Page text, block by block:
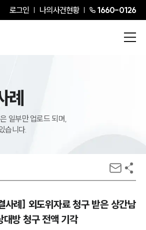
로그인 나의사건현황 1660-0126
례
일부만 업로드 되며,
습니다.
사례] 외도위자료 청구 받은 상간남
방 청구 전액 기각